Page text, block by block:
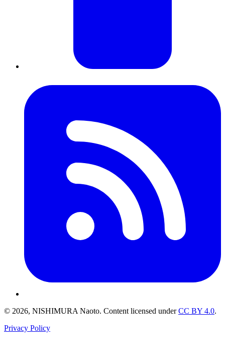
© 2026, NISHIMURA Naoto. Content licensed underCC BY 4.0.
Privacy Policy